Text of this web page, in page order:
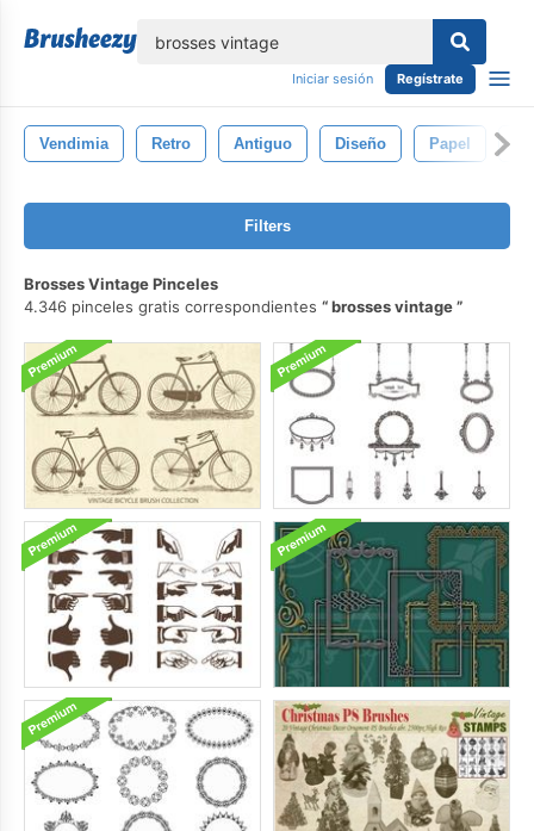
Iniciar sesión Regístrate
Vendimia Retro Antiguo Diseño Papel
Filters
Brosses Vintage Pinceles
4.346 pinceles gratis correspondientes
brosses vintage